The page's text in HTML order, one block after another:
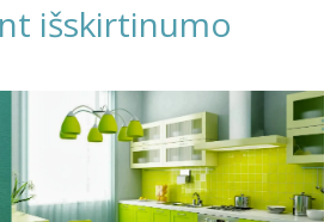
išskirtinumo